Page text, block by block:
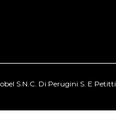
S.N.C. Di Perugini S. E